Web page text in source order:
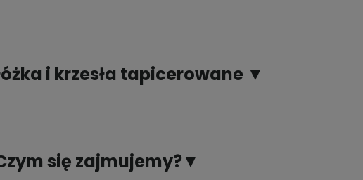
i krzesła tapicerowane ▼
się zajmujemy?▼